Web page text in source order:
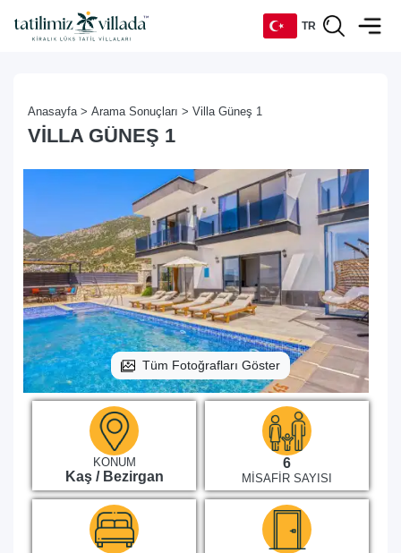
TR
RU
Anasayfa > Arama Sonuçları > Villa Güneş 1
VILLA GÜNEŞ 1
Tüm Fotoğrafları Göster
KONUM
Kaş / Bezirgan
6
MISAFIR SAYISI